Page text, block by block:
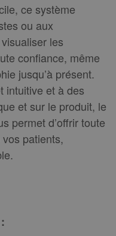
ce système
ou aux
les
confiance, même
jusqu’à présent.
intuitive et à des
et sur le produit, le
permet d’offrir toute
patients,